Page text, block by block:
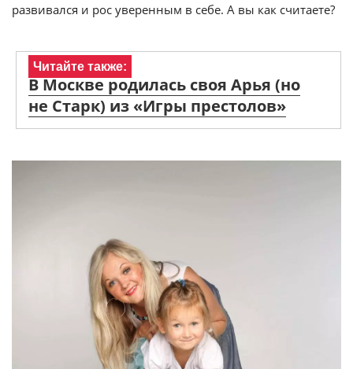
развивался и рос уверенным в себе. А вы как считаете?
Читайте также:
В Москве родилась своя Арья (но
не Старк) из «Игры престолов»